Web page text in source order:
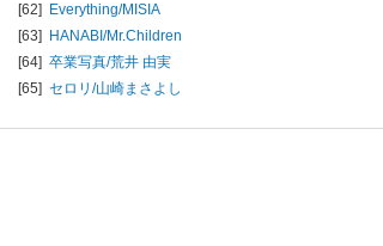
[62]
Everything/MISIA
[63]
HANABI/Mr.Children
[64] 卒業写真/荒井 由実
[65] セロリ/山崎まさよし